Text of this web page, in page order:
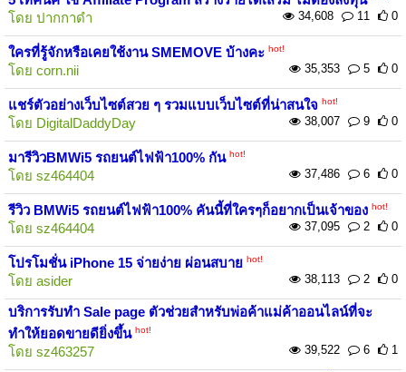
โดย ปากกาดำ 34,608 11 0
ใครที่รู้จักหรือเคยใช้งาน SMEMOVE บ้างคะ hot!
โดย corn.nii 35,353 5 0
แชร์ตัวอย่างเว็บไซต์สวย ๆ รวมแบบเว็บไซต์ที่น่าสนใจ hot!
โดย DigitalDaddyDay 38,007 9 0
มารีวิวBMWi5 รถยนต์ไฟฟ้า100% กัน hot!
โดย sz464404 37,486 6 0
รีวิว BMWi5 รถยนต์ไฟฟ้า100% คันนี้ที่ใครๆก็อยากเป็นเจ้าของ hot!
โดย sz464404 37,095 2 0
โปรโมชั่น iPhone 15 จ่ายง่าย ผ่อนสบาย hot!
โดย asider 38,113 2 0
บริการรับทำ Sale page ตัวช่วยสำหรับพ่อค้าแม่ค้าออนไลน์ที่จะ
ทำให้ยอดขายดียิ่งขึ้น hot!
โดย sz463257 39,522 6 1